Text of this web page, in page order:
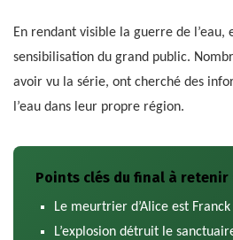
En rendant visible la guerre de l’eau,
sensibilisation du grand public.
avoir vu la série, ont cherché des
l’eau dans leur propre région.
Points clés du final à retenir
Le meurtrier d’Alice est Franck
L’explosion détruit le